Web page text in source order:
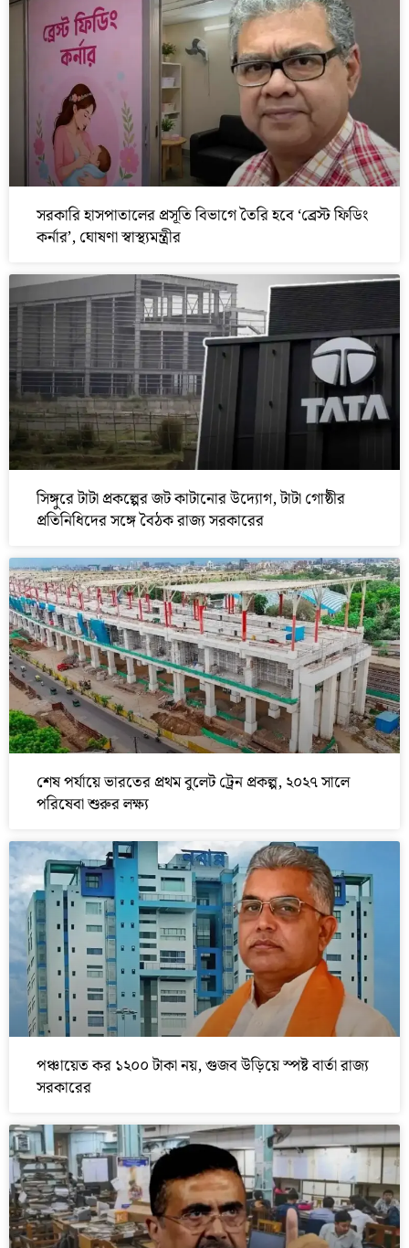
সরকারি হাসপাতালের প্রসূতি বিভাগে তৈরি হবে ‘ব্রেস্ট ফিডিং
কর্নার’, ঘোষণা স্বাস্থ্যমন্ত্রীর
সিঙ্গুরে টাটা প্রকল্পের জট কাটানোর উদ্যোগ, টাটা গোষ্ঠীর
প্রতিনিধিদের সঙ্গে বৈঠক রাজ্য সরকারের
শেষ পর্যায়ে ভারতের প্রথম বুলেট ট্রেন প্রকল্প, ২০২৭ সালে
পরিষেবা শুরুর লক্ষ্য
পঞ্চায়েত কর ১২০০ টাকা নয়, গুজব উড়িয়ে স্পষ্ট বার্তা রাজ্য
সরকারের